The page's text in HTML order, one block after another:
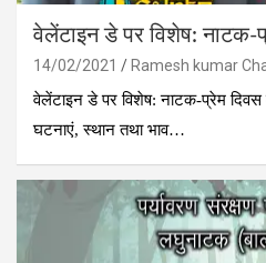
वेलेंटाइन डे पर विशेष: नाटक-
14/02/2021 Ramesh kumar
वेलेंटाइन डे पर विशेष: नाटक-प्रेम दिवस
घटनाएं, स्थान तथा भाव…